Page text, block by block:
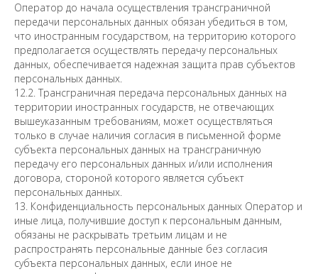
Оператор до начала осуществления трансграничной
передачи персональных данных обязан убедиться в том,
что иностранным государством, на территорию которого
предполагается осуществлять передачу персональных
данных, обеспечивается надежная защита прав субъектов
персональных данных.
12.2. Трансграничная передача персональных данных на
территории иностранных государств, не отвечающих
вышеуказанным требованиям, может осуществляться
только в случае наличия согласия в письменной форме
субъекта персональных данных на трансграничную
передачу его персональных данных и/или исполнения
договора, стороной которого является субъект
персональных данных.
13. Конфиденциальность персональных данных Оператор и
иные лица, получившие доступ к персональным данным,
обязаны не раскрывать третьим лицам и не
распространять персональные данные без согласия
субъекта персональных данных, если иное не